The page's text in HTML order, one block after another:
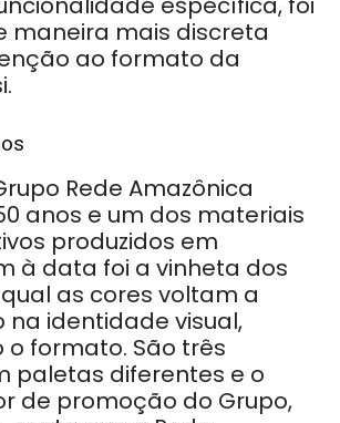
maneira mais discreta
ao formato da
Rede Amazônica
anos e um dos materiais
produzidos em
à data foi a vinheta dos
as cores voltam a
na identidade visual,
formato. São três
paletas diferentes e o
de promoção do Grupo,